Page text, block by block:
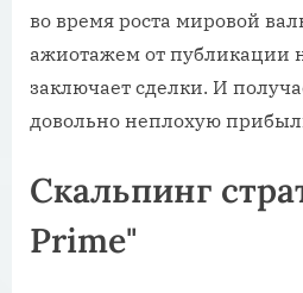
во время роста мировой
ажиотажем от публикации
заключает сделки. И
довольно неплохую
Cкальпинг
Prime"